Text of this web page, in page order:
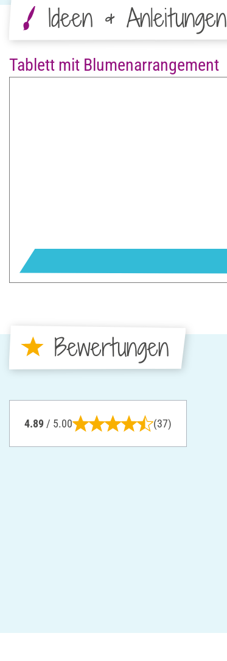
Ideen & Anleitungen
Tablett mit Blumenarrangement
Bewertungen
4.89 / 5.00 (37)